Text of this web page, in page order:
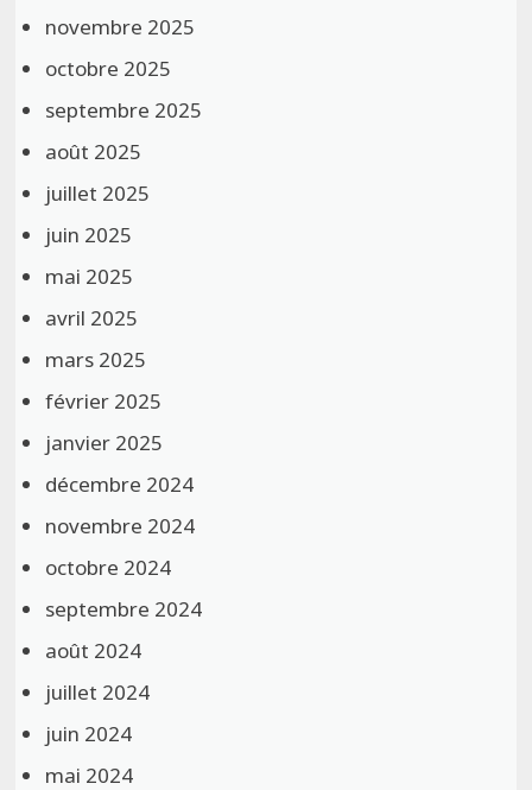
novembre 2025
octobre 2025
septembre 2025
août 2025
juillet 2025
juin 2025
mai 2025
avril 2025
mars 2025
février 2025
janvier 2025
décembre 2024
novembre 2024
octobre 2024
septembre 2024
août 2024
juillet 2024
juin 2024
mai 2024